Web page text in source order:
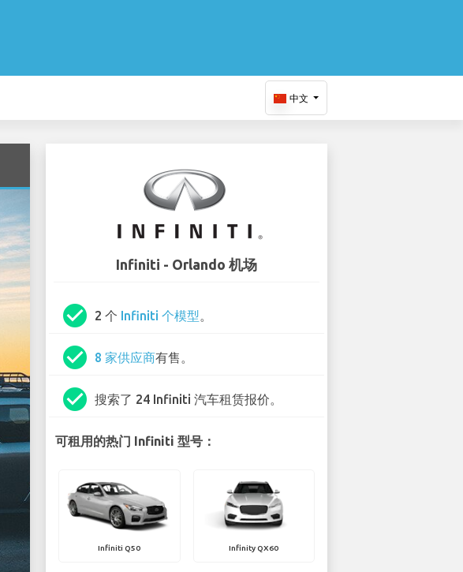
中文
Infiniti - Orlando 机场
check_circle 2 个 Infiniti 个模型。
check_circle 8 家供应商有售。
check_circle 搜索了 24 Infiniti 汽车租赁报价。
可租用的热门 Infiniti 型号：
Infiniti Q50 Infinity QX60